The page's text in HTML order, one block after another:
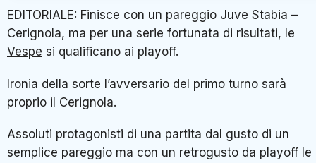
EDITORIALE: Finisce con un pareggio Juve Stabia –
Cerignola, ma per una serie fortunata di risultati, le
Vespe si qualificano ai playoff.
Ironia della sorte l’avversario del primo turno sarà
proprio il Cerignola.
Assoluti protagonisti di una partita dal gusto di un
semplice pareggio ma con un retrogusto da playoff le